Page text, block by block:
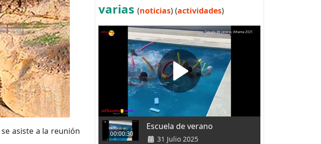
asiste a la reunión
varias (noticias) (actividades)
00:00:30
Escuela de verano
31 Julio 2025